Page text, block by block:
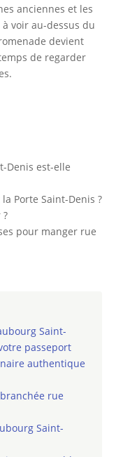
anciennes et les
voir au-dessus du
devient
de regarder
Denis est-elle
Porte Saint-Denis ?
pour manger rue
Saint-
passeport
authentique
rue
Saint-